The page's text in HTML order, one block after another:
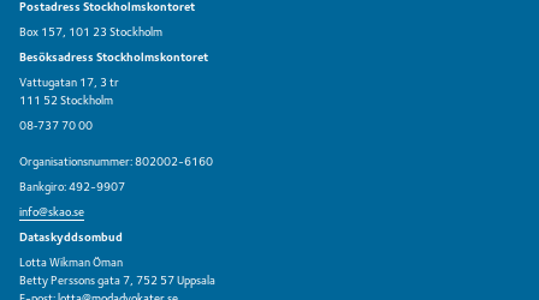
Postadress Stockholmskontoret
Box 157, 101 23 Stockholm
Besöksadress Stockholmskontoret
Vattugatan 17, 3 tr
111 52 Stockholm
08‑737 70 00
Organisationsnummer: 802002-6160
Bankgiro: 492-9907
info@skao.se
Dataskyddsombud
Lotta Wikman Öman
Betty Perssons gata 7, 752 57 Uppsala